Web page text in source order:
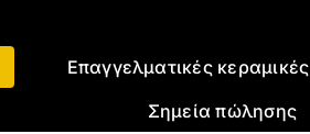
Επαγγελματικές κεραμικές
Σημεία πώλησης